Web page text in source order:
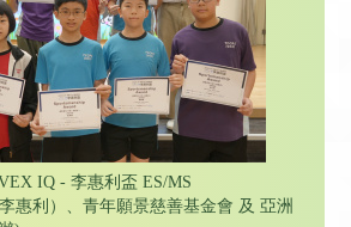
IQ - 李惠利盃 ES/MS
惠利）、青年願景慈善基金會 及 亞洲